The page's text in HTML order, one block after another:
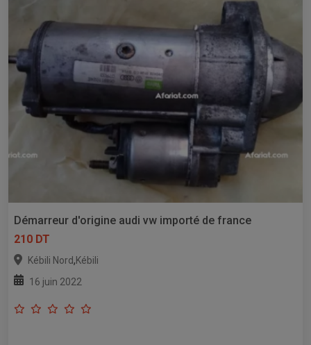
Démarreur d'origine audi vw importé de france
210 DT
Kébili Nord,Kébili
16 juin 2022